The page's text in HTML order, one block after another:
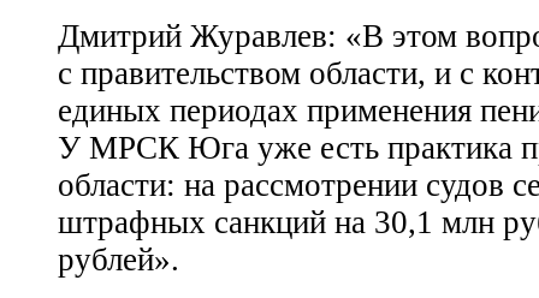
Дмитрий Журавлев: «В этом
с правительством области, и с
единых периодах применения
У МРСК Юга уже есть практика
области: на рассмотрении судов
штрафных санкций на 30,1 млн
рублей».